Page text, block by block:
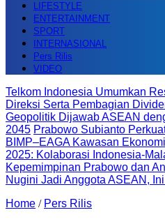
LIFESTYLE
ENTERTAINMENT
SPORT
INTERNASIONAL
Pers Rilis
VIDEO
Telkom Indonesia Umumkan
Direksi Serta Pembagian
Geopolitik Dijawab ASEAN
2045 Prabowo Subianto
BIMP–EAGA Kawasan
2025: Kolaborasi Indonesia-
Kepemimpinan Prabowo dan
Nugini Jadi Anggota ASEAN,
Home / Pers Rilis